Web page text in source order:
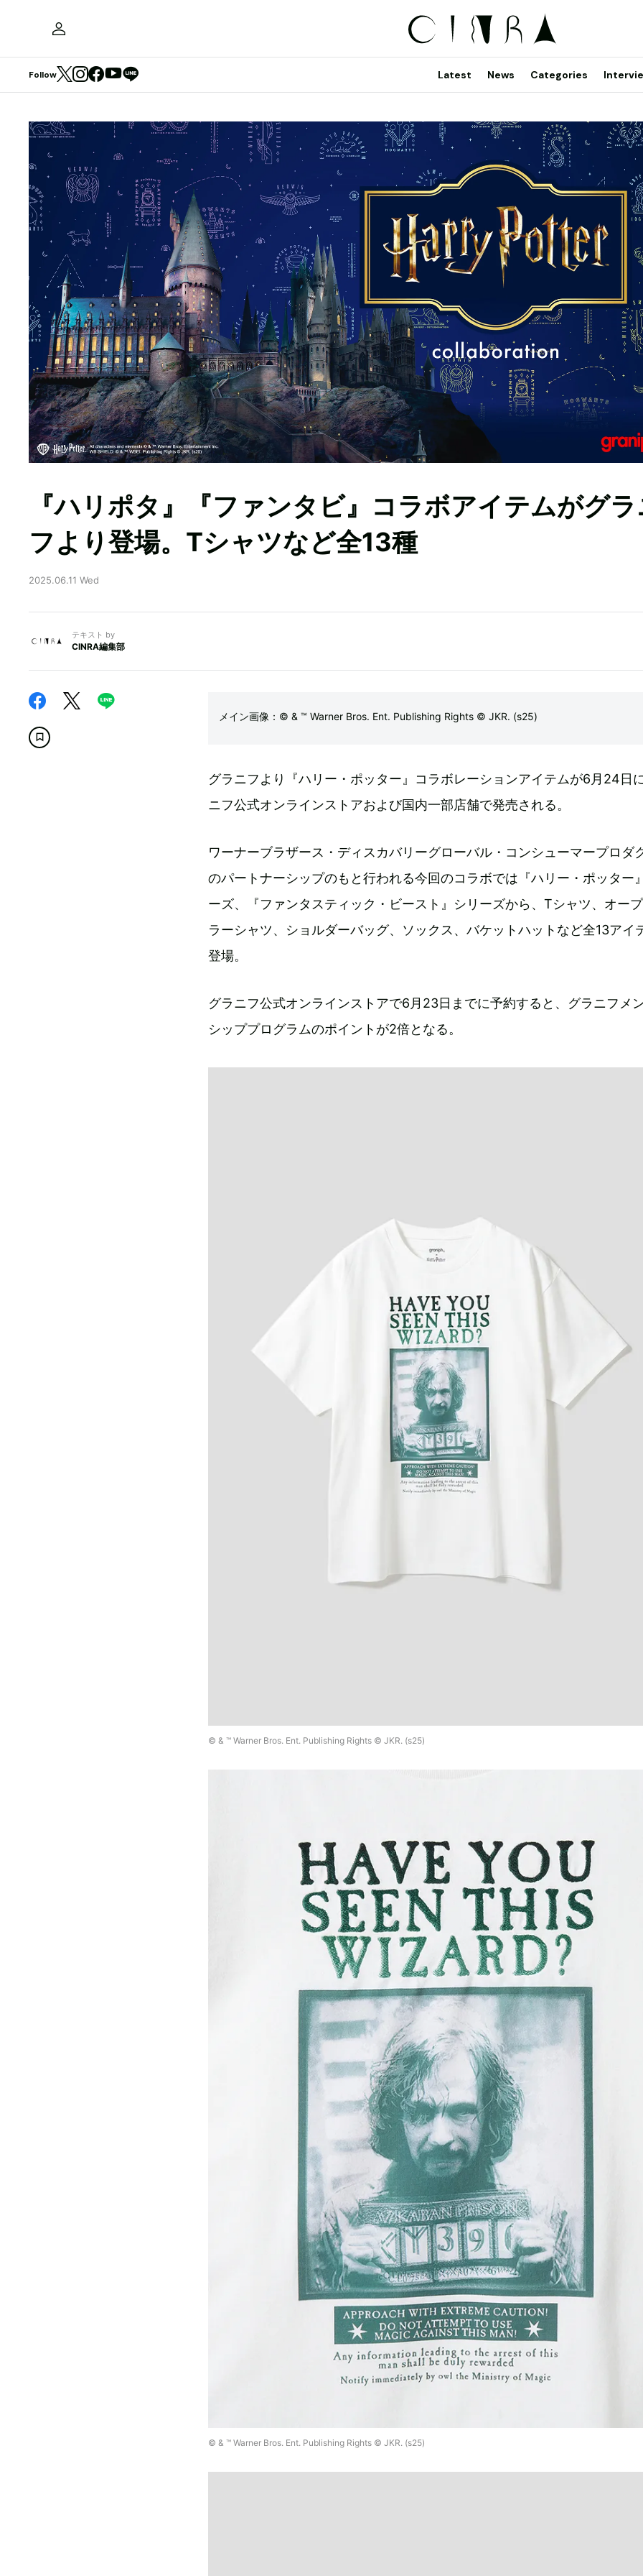
Follow Latest News Categories
『ハリポタ』『ファンタビ』コラボアイテムがグ
フより登場。Tシャツなど全13種
2025.06.11 Wed
テキスト by
CINRA編集部
メイン画像：© & ™ Warner Bros. Ent. Publishing Rights © JKR. (s25)
グラニフより『ハリー・ポッター』コラボレーションアイテムが6月24日
ニフ公式オンラインストアおよび国内一部店舗で発売される。
ワーナーブラザース・ディスカバリーグローバル・コンシューマープロダ
のパートナーシップのもと行われる今回のコラボでは『ハリー・ポッター
ーズ、『ファンタスティック・ビースト』シリーズから、Tシャツ、オー
ラーシャツ、ショルダーバッグ、ソックス、バケットハットなど全13アイ
登場。
グラニフ公式オンラインストアで6月23日までに予約すると、グラニフメ
シッププログラムのポイントが2倍となる。
© & ™ Warner Bros. Ent. Publishing Rights © JKR. (s25)
© & ™ Warner Bros. Ent. Publishing Rights © JKR. (s25)